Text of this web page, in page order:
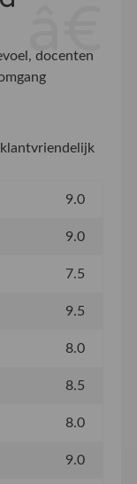
docenten
9.0
9.0
7.5
9.5
8.0
8.5
8.0
9.0